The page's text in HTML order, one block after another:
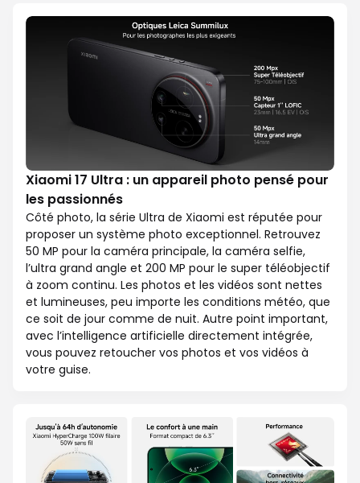
Xiaomi 17 Ultra : un appareil photo pensé pour
les passionnés
Côté photo, la série Ultra de Xiaomi est réputée pour
proposer un système photo exceptionnel. Retrouvez
50 MP pour la caméra principale, la caméra selfie,
l’ultra grand angle et 200 MP pour le super téléobjectif
à zoom continu. Les photos et les vidéos sont nettes
et lumineuses, peu importe les conditions météo, que
ce soit de jour comme de nuit. Autre point important,
avec l’intelligence artificielle directement intégrée,
vous pouvez retoucher vos photos et vos vidéos à
votre guise.